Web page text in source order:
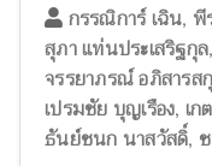
กรรณิการ์ เฉิน, พี
สุภา แท่นประเสริฐกุล,
จรรยาภรณ์ อภิสารส
เปรมชัย บุญเรือง, เ
ธันย์ชนก นาสวัสดิ์,